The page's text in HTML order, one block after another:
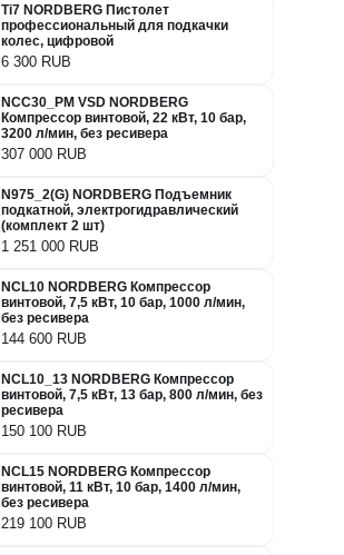
Ti7 NORDBERG Пистолет
профессиональный для подкачки
колес, цифровой
6 300 RUB
NCC30_PM VSD NORDBERG
Компрессор винтовой, 22 кВт, 10 бар,
3200 л/мин, без ресивера
307 000 RUB
N975_2(G) NORDBERG Подъемник
подкатной, электрогидравлический
(комплект 2 шт)
1 251 000 RUB
NCL10 NORDBERG Компрессор
винтовой, 7,5 кВт, 10 бар, 1000 л/мин,
без ресивера
144 600 RUB
NCL10_13 NORDBERG Компрессор
винтовой, 7,5 кВт, 13 бар, 800 л/мин, без
ресивера
150 100 RUB
NCL15 NORDBERG Компрессор
винтовой, 11 кВт, 10 бар, 1400 л/мин,
без ресивера
219 100 RUB